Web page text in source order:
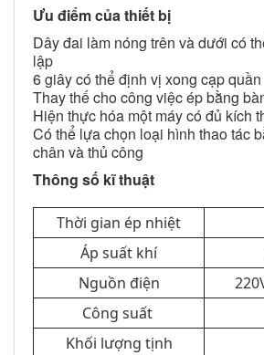
Ưu điểm của thiết bị
Dây đai làm nóng trên và dưới có
lập
6 giây có thể định vị xong cạp quần
Thay thế cho công việc ép bằng
Hiện thực hóa một máy có đủ kích
Có thể lựa chọn loại hình thao tác
chân và thủ công
Thông số kĩ thuật
Thời gian ép nhiệt
Áp suất khí
Nguồn điện
Công suất
Khối lượng tịnh